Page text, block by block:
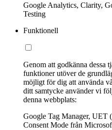
Google Analytics, Clarity,
Testing
Funktionell
Genom att godkänna dessa
funktioner utöver de
möjligt för dig att använda
ditt samtycke använder vi
denna webbplats:
Google Tag Manager, UET
Consent Mode från